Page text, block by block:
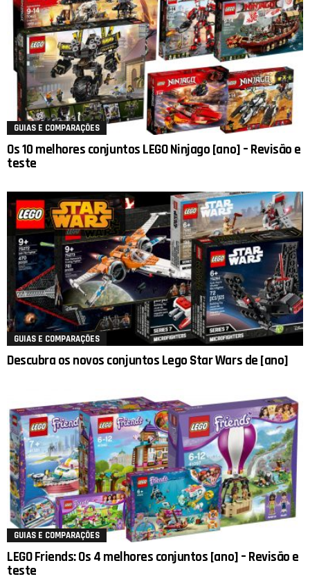
GUIAS E COMPARAÇÕES
Os 10 melhores conjuntos LEGO Ninjago [ano] – Revisão e
teste
GUIAS E COMPARAÇÕES
Descubra os novos conjuntos Lego Star Wars de [ano]
GUIAS E COMPARAÇÕES
LEGO Friends: Os 4 melhores conjuntos [ano] – Revisão e
teste